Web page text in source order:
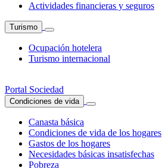
Actividades financieras y seguros
Turismo
Ocupación hotelera
Turismo internacional
Portal Sociedad
Condiciones de vida
Canasta básica
Condiciones de vida de los hogares
Gastos de los hogares
Necesidades básicas insatisfechas
Pobreza